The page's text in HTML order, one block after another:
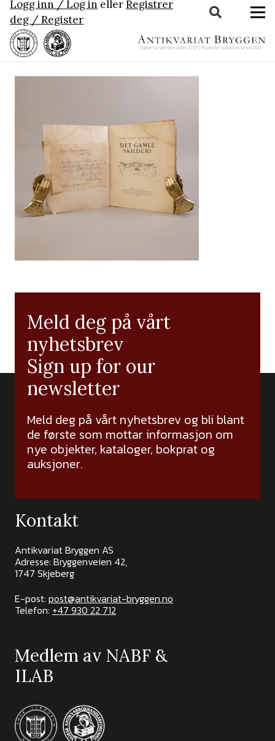
Logg inn / Log in ellerRegistrer
deg / Register
Meld deg på vårt
nyhetsbrev
Sign up for our
newsletter
Meld deg på vårt nyhetsbrev og bli blant
de første som mottar informasjon om
nye objekter, kataloger, bokprat og
auksjoner.
Kontakt
Antikvariat Bryggen AS
Adresse: Bryggenveien 42,
1747 Skjeberg
E-post: post@antikvariat-bryggen.no
Telefon: +47 930 22 712
Medlem av NABF &
ILAB